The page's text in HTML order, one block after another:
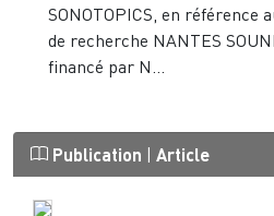
SONOTOPICS, en référence
de recherche NANTES
financé par N...
Publication | Article